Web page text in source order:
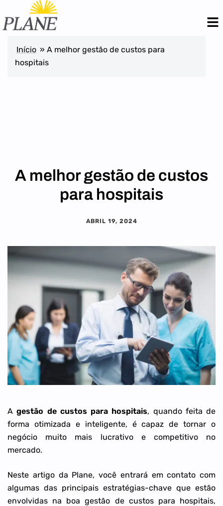
Início » A melhor gestão de custos para
hospitais
A melhor gestão de custos
para hospitais
ABRIL 19, 2024
Agestão de custos para hospitais, quando feita de
forma otimizada e inteligente, é capaz de tornar o
negócio muito mais lucrativo e competitivo no
mercado.
Neste artigo da Plane, você entrará em contato com
algumas das principais estratégias-chave que estão
envolvidas na boa gestão de custos para hospitais,